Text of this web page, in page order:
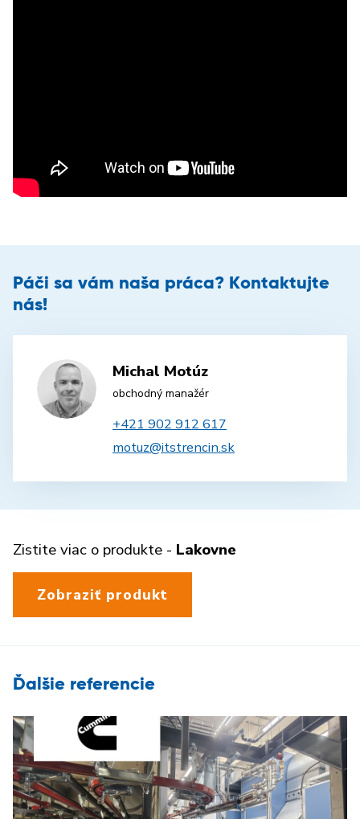
Páči sa vám naša práca? Kontaktujte
nás!
Michal Motúz
obchodný manažér
+421 902 912 617
motuz@itstrencin.sk
Zistite viac o produkte - Lakovne
Zobraziť produkt
Ďalšie referencie